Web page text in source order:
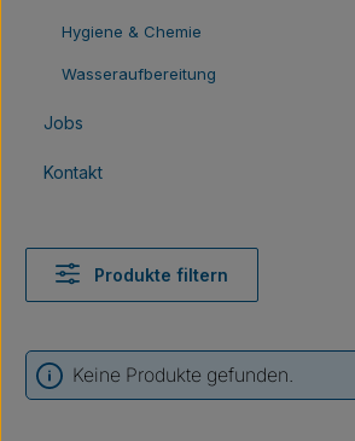
Hygiene & Chemie
Wasseraufbereitung
Jobs
Kontakt
Produkte filtern
Keine Produkte gefunden.